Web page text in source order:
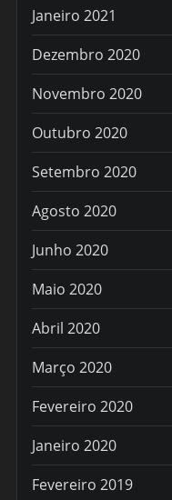
Janeiro 2021
Dezembro 2020
Novembro 2020
Outubro 2020
Setembro 2020
Agosto 2020
Junho 2020
Maio 2020
Abril 2020
Março 2020
Fevereiro 2020
Janeiro 2020
Fevereiro 2019